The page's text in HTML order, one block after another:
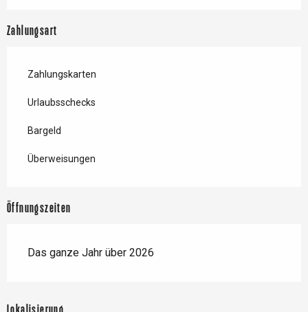
Zahlungsart
Zahlungskarten
Urlaubsschecks
Bargeld
Überweisungen
Öffnungszeiten
Das ganze Jahr über 2026